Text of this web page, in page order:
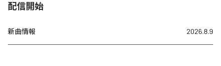
配信開始
新曲情報 2026.8.9